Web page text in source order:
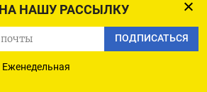
НАШУ РАССЫЛКУ
ПОДПИСАТЬСЯ
Еженедельная
любые операции и визовые
590 граждан и компаний.
санкции против